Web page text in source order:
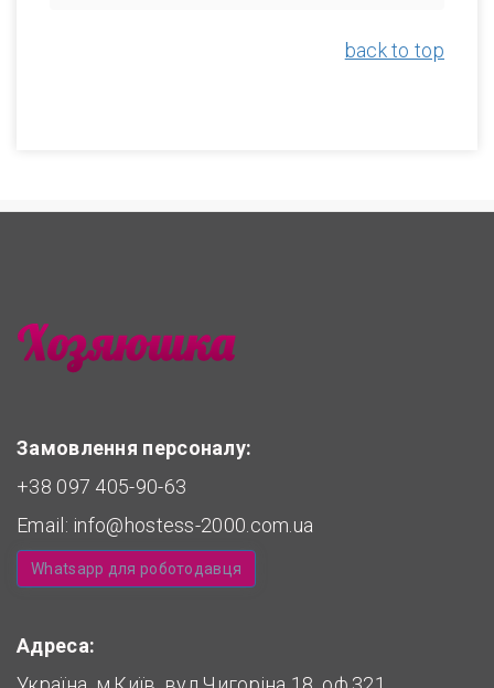
back to top
Замовлення персоналу:
+38 097 405-90-63
Email: info@hostess-2000.com.ua
Whatsapp для роботодавця
Адреса: